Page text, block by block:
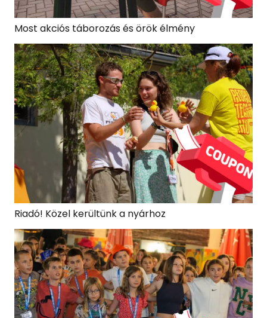
Most akciós táborozás és örök élmény
Riadó! Közel kerültünk a nyárhoz